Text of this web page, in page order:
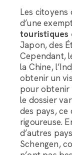
Les
d’une
touristiques
Japon, des
Cependant,
la Chine,
obtenir un
pour obtenir
le dossier
des pays, ce
rigoureuse.
d’autres
Schengen,